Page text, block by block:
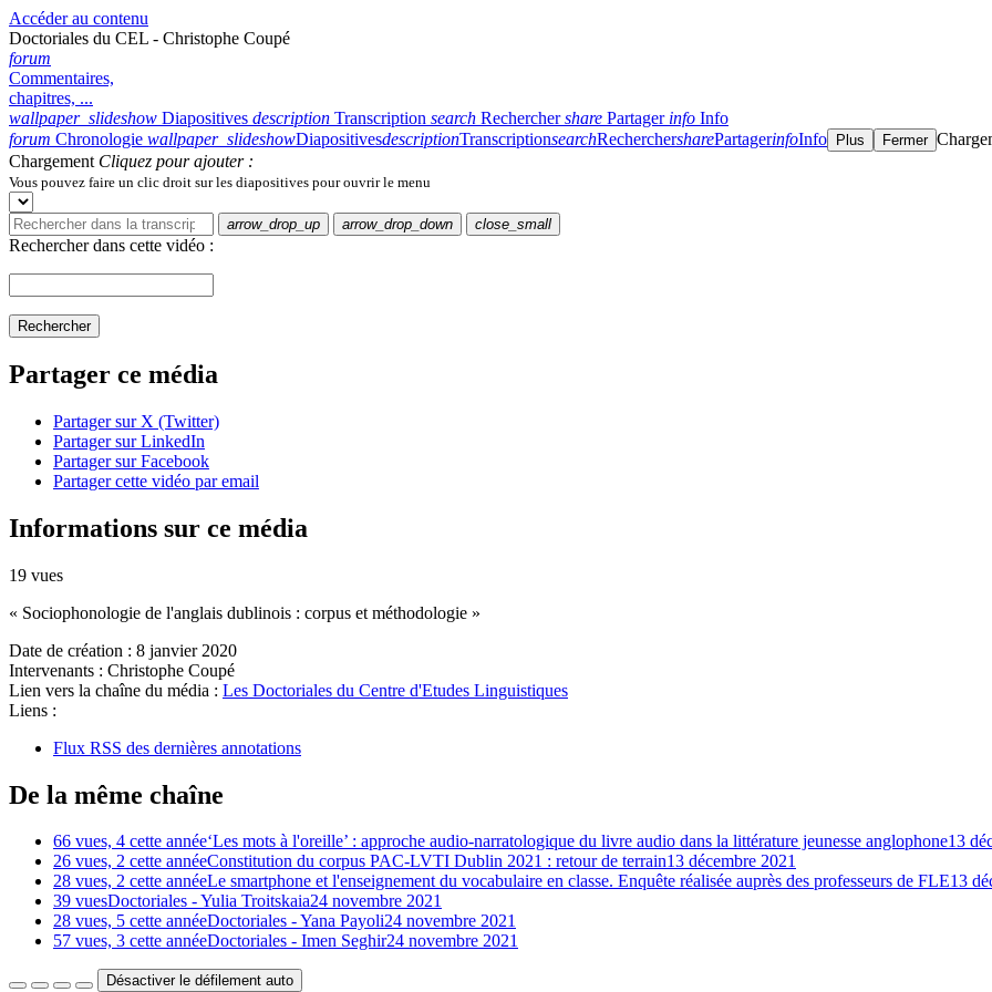
Accéder au contenu
Doctoriales du CEL - Christophe Coupé
forum
Commentaires,
chapitres, ...
wallpaper_slideshow Diapositives description Transcription search Rechercher share Partager info Info
forum Chronologie wallpaper_slideshowDiapositivesdescriptionTranscriptionsearchRecherchersharePartagerinfoInfo Plus Fermer
Chargement Cliquez pour ajouter :
Vous pouvez faire un clic droit sur les diapositives pour ouvrir le menu
arrow_drop_up arrow_drop_down close_small
Rechercher dans cette vidéo :
Rechercher
Partager ce média
Partager sur X (Twitter)
Partager sur LinkedIn
Partager sur Facebook
Partager cette vidéo par email
Informations sur ce média
19 vues
« Sociophonologie de l'anglais dublinois : corpus et méthodologie »
Date de création : 8 janvier 2020
Intervenants : Christophe Coupé
Lien vers la chaîne du média : Les Doctoriales du Centre d'Etudes Linguistiques
Liens :
Flux RSS des dernières annotations
De la même chaîne
66 vues, 4 cette année‘Les mots à l'oreille’ : approche audio-narratologique du livre audio dans la littérature jeunesse anglophone13
26 vues, 2 cette annéeConstitution du corpus PAC-LVTI Dublin 2021 : retour de terrain13 décembre 2021
28 vues, 2 cette annéeLe smartphone et l'enseignement du vocabulaire en classe. Enquête réalisée auprès des professeurs de FLE13
39 vuesDoctoriales - Yulia Troitskaia24 novembre 2021
28 vues, 5 cette annéeDoctoriales - Yana Payoli24 novembre 2021
57 vues, 3 cette annéeDoctoriales - Imen Seghir24 novembre 2021
Désactiver le défilement auto